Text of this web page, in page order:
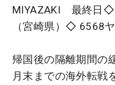
MIYAZAKI 最終日
（宮崎県）◇ 6568
帰国後の隔離期間の
月末までの海外転戦